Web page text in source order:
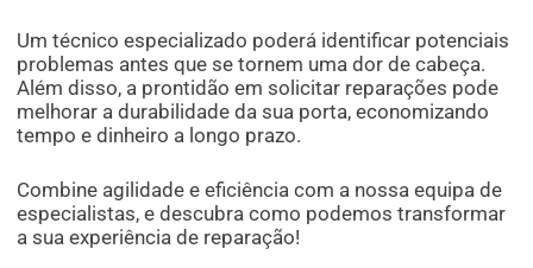
Um técnico especializado poderá identificar potenciais
problemas antes que se tornem uma dor de cabeça.
Além disso, a prontidão em solicitar reparações pode
melhorar a durabilidade da sua porta, economizando
tempo e dinheiro a longo prazo.
Combine agilidade e eficiência com a nossa equipa de
especialistas, e descubra como podemos transformar
a sua experiência de reparação!